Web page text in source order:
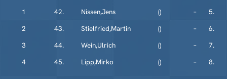
1 42. Nissen,Jens () –
5.
2
43. Stielfried,Martin () –
6.
3
44. Wein,Ulrich () –
7.
4
45. Lipp,Mirko () – 8.